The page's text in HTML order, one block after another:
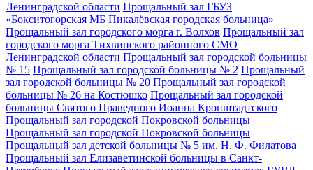
Ленинградской области Прощальный зал ГБУЗ
«Бокситогорская МБ Пикалёвская городская больница»
Прощальный зал городского морга г. Волхов Прощальный зал
городского морга Тихвинского районного СМО
Ленинградской области Прощальный зал городской больницы
№ 15 Прощальный зал городской больницы № 2 Прощальный
зал городской больницы № 20 Прощальный зал городской
больницы № 26 на Костюшко Прощальный зал городской
больницы Святого Праведного Иоанна Кронштадтского
Прощальный зал городской Покровской больницы
Прощальный зал городской Покровской больницы
Прощальный зал детской больницы № 5 им. Н. Ф. Филатова
Прощальный зал Елизаветинской больницы в Санкт-